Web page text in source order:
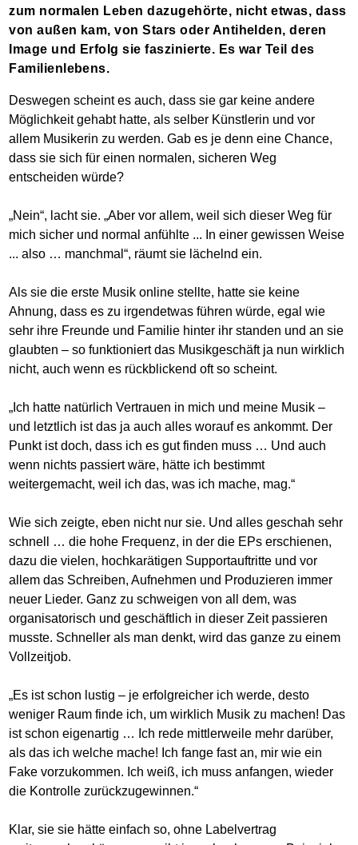
zum normalen Leben dazugehörte, nicht etwas, dass
von außen kam, von Stars oder Antihelden, deren
Image und Erfolg sie faszinierte. Es war Teil des
Familienlebens.
Deswegen scheint es auch, dass sie gar keine andere
Möglichkeit gehabt hatte, als selber Künstlerin und vor
allem Musikerin zu werden. Gab es je denn eine Chance,
dass sie sich für einen normalen, sicheren Weg
entscheiden würde?
„Nein“, lacht sie. „Aber vor allem, weil sich dieser Weg für
mich sicher und normal anfühlte ... In einer gewissen Weise
... also … manchmal“, räumt sie lächelnd ein.
Als sie die erste Musik online stellte, hatte sie keine
Ahnung, dass es zu irgendetwas führen würde, egal wie
sehr ihre Freunde und Familie hinter ihr standen und an sie
glaubten – so funktioniert das Musikgeschäft ja nun wirklich
nicht, auch wenn es rückblickend oft so scheint.
„Ich hatte natürlich Vertrauen in mich und meine Musik –
und letztlich ist das ja auch alles worauf es ankommt. Der
Punkt ist doch, dass ich es gut finden muss … Und auch
wenn nichts passiert wäre, hätte ich bestimmt
weitergemacht, weil ich das, was ich mache, mag.“
Wie sich zeigte, eben nicht nur sie. Und alles geschah sehr
schnell … die hohe Frequenz, in der die EPs erschienen,
dazu die vielen, hochkarätigen Supportauftritte und vor
allem das Schreiben, Aufnehmen und Produzieren immer
neuer Lieder. Ganz zu schweigen von all dem, was
organisatorisch und geschäftlich in dieser Zeit passieren
musste. Schneller als man denkt, wird das ganze zu einem
Vollzeitjob.
„Es ist schon lustig – je erfolgreicher ich werde, desto
weniger Raum finde ich, um wirklich Musik zu machen! Das
ist schon eigenartig … Ich rede mittlerweile mehr darüber,
als das ich welche mache! Ich fange fast an, mir wie ein
Fake vorzukommen. Ich weiß, ich muss anfangen, wieder
die Kontrolle zurückzugewinnen.“
Klar, sie sie hätte einfach so, ohne Labelvertrag